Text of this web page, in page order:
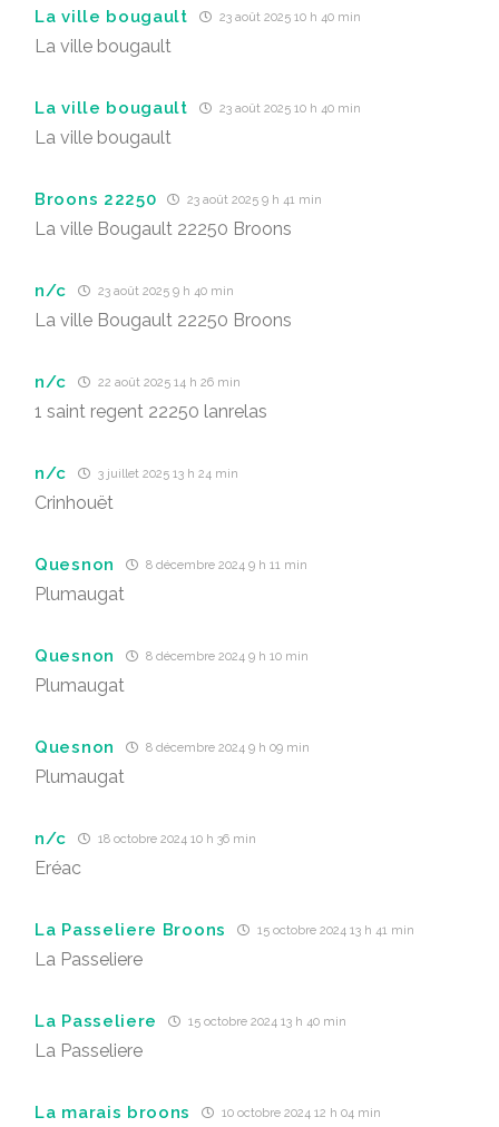
La ville bougault 23 août 2025 10 h 40 min
La ville bougault
La ville bougault 23 août 2025 10 h 40 min
La ville bougault
Broons 22250 23 août 2025 9 h 41 min
La ville Bougault 22250 Broons
n/c 23 août 2025 9 h 40 min
La ville Bougault 22250 Broons
n/c 22 août 2025 14 h 26 min
1 saint regent 22250 lanrelas
n/c 3 juillet 2025 13 h 24 min
Crinhouët
Quesnon 8 décembre 2024 9 h 11 min
Plumaugat
Quesnon 8 décembre 2024 9 h 10 min
Plumaugat
Quesnon 8 décembre 2024 9 h 09 min
Plumaugat
n/c 18 octobre 2024 10 h 36 min
Eréac
La Passeliere Broons 15 octobre 2024 13 h 41 min
La Passeliere
La Passeliere 15 octobre 2024 13 h 40 min
La Passeliere
La marais broons 10 octobre 2024 12 h 04 min